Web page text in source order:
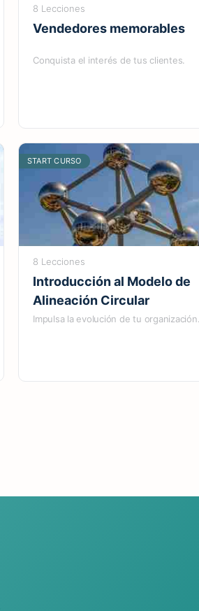
8 Lecciones
Vendedores memorables
Conquista el interés de tus clientes.
START CURSO
8 Lecciones
Introducción al Modelo de
Alineación Circular
Impulsa la evolución de tu organización.